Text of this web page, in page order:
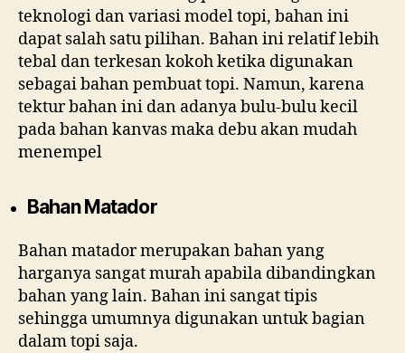
teknologi dan variasi model topi, bahan ini
dapat salah satu pilihan. Bahan ini relatif lebih
tebal dan terkesan kokoh ketika digunakan
sebagai bahan pembuat topi. Namun, karena
tektur bahan ini dan adanya bulu-bulu kecil
pada bahan kanvas maka debu akan mudah
menempel
Bahan Matador
Bahan matador merupakan bahan yang
harganya sangat murah apabila dibandingkan
bahan yang lain. Bahan ini sangat tipis
sehingga umumnya digunakan untuk bagian
dalam topi saja.